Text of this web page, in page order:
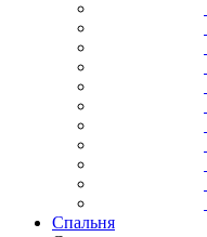
Спальня